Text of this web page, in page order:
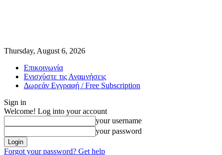
Thursday, August 6, 2026
Επικοινωνία
Ενισχύστε τις Αναμνήσεις
Δωρεάν Εγγραφή / Free Subscription
Sign in
Welcome! Log into your account
your username
your password
Forgot your password? Get help